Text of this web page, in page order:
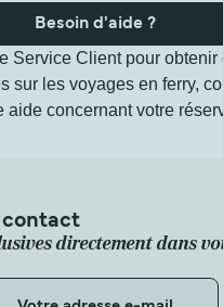
Service Client pour obtenir
sur les voyages en ferry,
aide concernant votre
Besoin d'aide ?
contact
directement dans